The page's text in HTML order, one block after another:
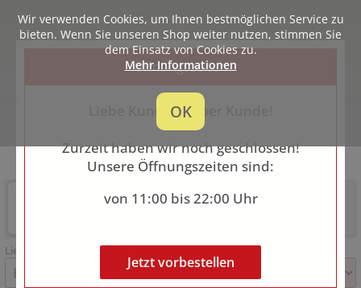
Krox
0407133310
Lieferung
Abholung
Lieferzeit auswählen
Öffnungszeiten
Liebe Kundin, lieber Kunde!
Zurzeit haben wir noch geschlossen!
Unsere Öffnungszeiten sind:
von 11:00 bis 22:00 Uhr
Jetzt vorbestellen
Wir verwenden Cookies, um Ihnen bestmöglichen Service zu
bieten. Wenn Sie unseren Shop weiter nutzen, stimmen Sie
dem Einsatz von Cookies zu.
Mehr Informationen
OK